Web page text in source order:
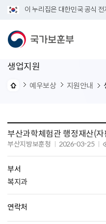
이 누리집은 대한민국 공식
생업지원
예우보상 지원안내
부산과학체험관 행정재산(
부산지방보훈청 2026-03-25
부서
복지과
연락처